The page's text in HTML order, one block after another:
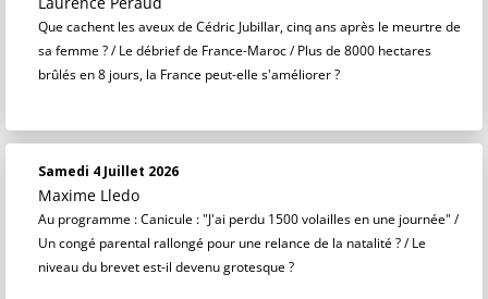
Que cachent les aveux de Cédric Jubillar, cinq ans après le meurtre de
sa femme ? / Le débrief de France-Maroc / Plus de 8000 hectares
brûlés en 8 jours, la France peut-elle s'améliorer ?
Samedi 4 Juillet 2026
Maxime Lledo
Au programme : Canicule : "J'ai perdu 1500 volailles en une journée" /
Un congé parental rallongé pour une relance de la natalité ? / Le
niveau du brevet est-il devenu grotesque ?